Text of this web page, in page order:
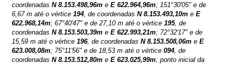
coordenadas N 8.153.498,96m e E 622.964,96m; 151°30'05" e de
6,67 m até o vértice 194 , de coordenadas N 8.153.493,10m e E
622.968,14m; 67°40'47" e de 27,10 m até o vértice 195, de
coordenadas N 8.153.503,39m e E 622.993,21m; 72°32'17" e de
15,59 m até o vértice 196, de coordenadas N 8.153.508,06m e E
623.008,08m; 75°11'56" e de 18,53 m até o vértice 094 , de
coordenadas N 8.153.512,80m e E 623.025,99m; ponto inicial da